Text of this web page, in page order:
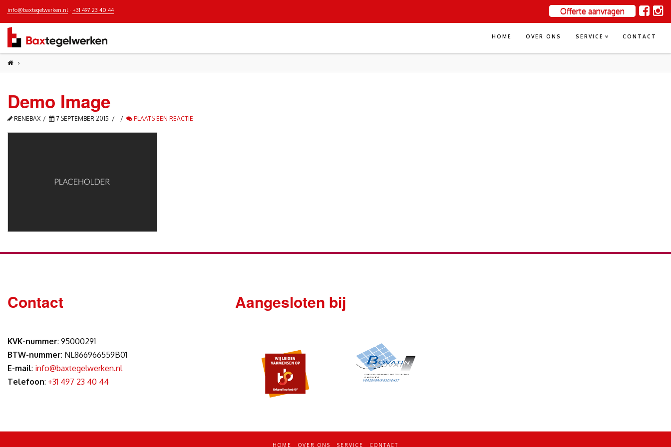
info@baxtegelwerken.nl· +31 497 23 40 44 Offerte aanvragen
HOME OVER ONS SERVICE CONTACT
Demo Image
RENEBAX 7 SEPTEMBER 2015 PLAATS EEN REACTIE
Contact
KVK-nummer: 95000291
BTW-nummer: NL866966559B01
E-mail: info@baxtegelwerken.nl
Telefoon: +31 497 23 40 44
Aangesloten bij
HOME OVER ONS SERVICE CONTACT